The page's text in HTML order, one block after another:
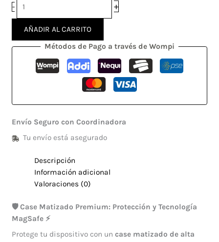
- +
AÑADIR AL CARRITO
Métodos de Pago a través de Wompi
Envío Seguro con Coordinadora
Tu envío está asegurado
Descripción
Información adicional
Valoraciones (0)
🛡️ Case Matizado Premium: Protección y Tecnología
MagSafe ⚡
Protege tu dispositivo con un case matizado de alta